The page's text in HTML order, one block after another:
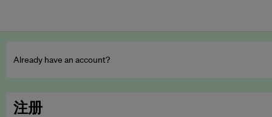
Already have an account?
注册